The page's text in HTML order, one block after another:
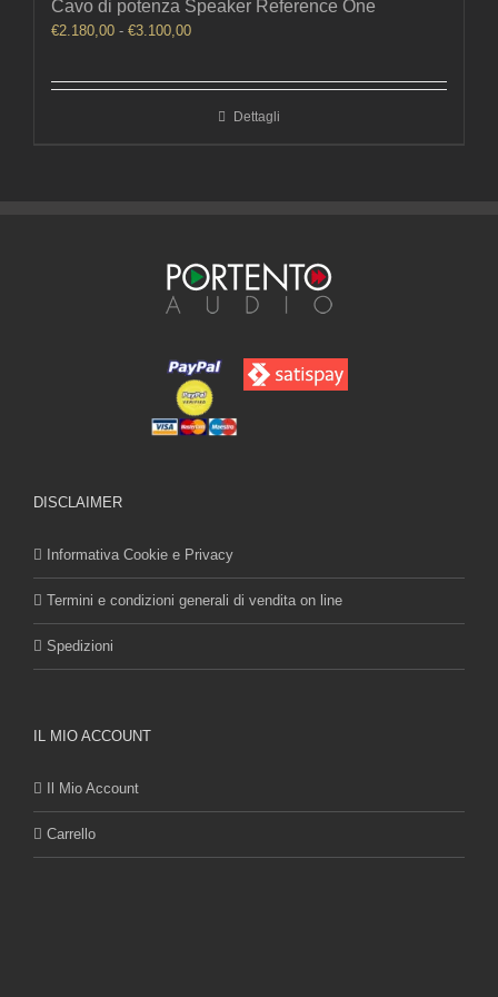
Cavo di potenza Speaker Reference One
€2.180,00 - €3.100,00Fascia
€2.180,00Dettagli
DISCLAIMER
Informativa Cookie e Privacy
Termini e condizioni generali di vendita on line
Spedizioni
IL MIO ACCOUNT
Il Mio Account
Carrello